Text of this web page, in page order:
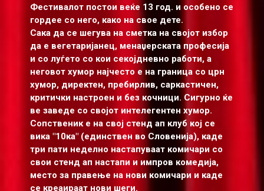
Фестивалот постои веќе 13 год. и особено се
гордее со него, како на свое дете.
Сака да се шегува на сметка на својот избор
да е вегетаријанец, менаџерската професија
и со луѓето со кои секојдневно работи, а
неговот хумор најчесто е на граница со црн
хумор, директен, пребирлив, саркастичен,
критички настроен и без кочници. Сигурно ќе
ве заведе со својот интелегентен хумор.
Сопственик е на свој стенд ап клуб кој се
вика "10ка" (единствен во Словенија), каде
три пати неделно настапуваат комичари со
свои стенд ап настапи и импров комедија,
место за правење на нови комичари и каде
се креаираат нови шеги.